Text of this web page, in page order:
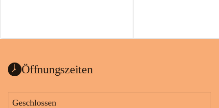
Öffnungszeiten
Geschlossen